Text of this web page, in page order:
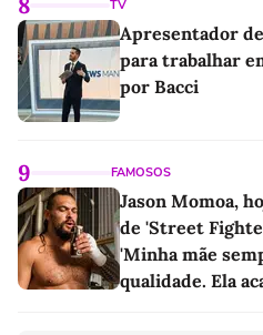
TV
Apresentador
para trabalhar
por Bacci
9 FAMOSOS
Jason Momoa,
de 'Street
'Minha mãe
qualidade. Ela